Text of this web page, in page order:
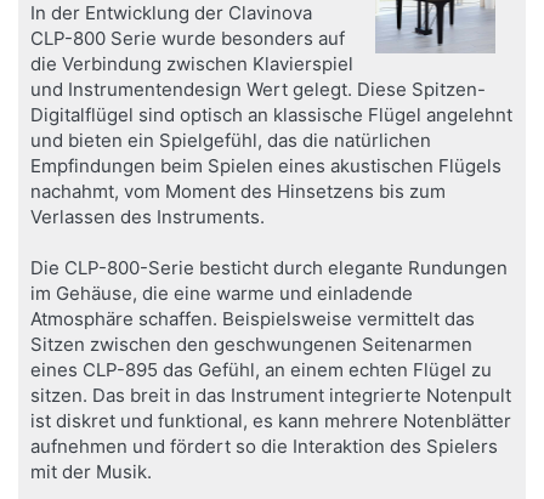
In der Entwicklung der Clavinova
CLP-800 Serie wurde besonders auf
die Verbindung zwischen Klavierspiel
und Instrumentendesign Wert gelegt. Diese Spitzen-
Digitalflügel sind optisch an klassische Flügel angelehnt
und bieten ein Spielgefühl, das die natürlichen
Empfindungen beim Spielen eines akustischen Flügels
nachahmt, vom Moment des Hinsetzens bis zum
Verlassen des Instruments.
Die CLP-800-Serie besticht durch elegante Rundungen
im Gehäuse, die eine warme und einladende
Atmosphäre schaffen. Beispielsweise vermittelt das
Sitzen zwischen den geschwungenen Seitenarmen
eines CLP-895 das Gefühl, an einem echten Flügel zu
sitzen. Das breit in das Instrument integrierte Notenpult
ist diskret und funktional, es kann mehrere Notenblätter
aufnehmen und fördert so die Interaktion des Spielers
mit der Musik.